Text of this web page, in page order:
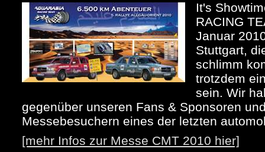
It's
RACING
Januar
Stuttgart,
schlimm
trotzdem
sein. Wir
gegenüber unseren Fans & Sponsoren
Messebesuchern eines der letzten
[mehr Infos zur Messe CMT 2010 hier]